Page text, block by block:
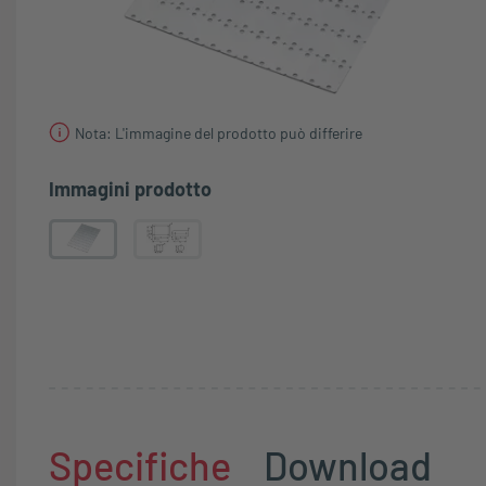
Nota: L'immagine del prodotto può differire
Immagini prodotto
Specifiche Download